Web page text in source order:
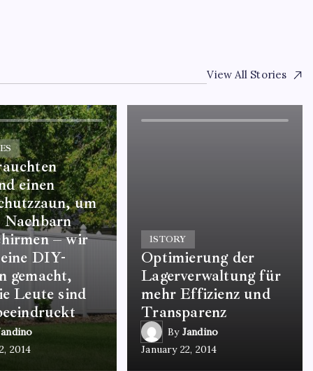
View All Stories
einen
um
Nachbarn
– wir
DIY-
gemacht,
Leute sind
2014
1STORY
Optimierung der
Lagerverwaltung für
mehr Effizienz und
Transparenz
By Jandino
January 22, 2014